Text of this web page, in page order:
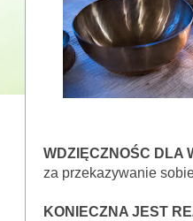
WDZIĘCZNOŚC DLA
za przekazywanie
KONIECZNA JEST